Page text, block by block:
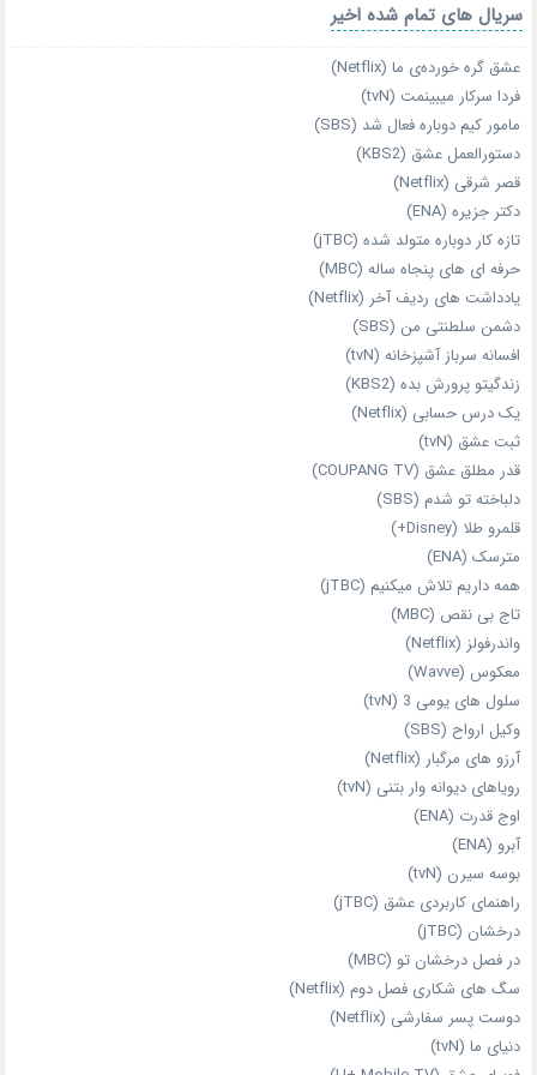
سریال های تمام شده اخیر
عشق گره خورده‌ی ما (Netflix)
فردا سرکار میبینمت (tvN)
مامور کیم دوباره فعال شد (SBS)
دستورالعمل عشق (KBS2)
قصر شرقی (Netflix)
دکتر جزیره (ENA)
تازه‌ کار دوباره‌ متولد شده (jTBC)
حرفه‌ ای‌ های پنجاه‌ ساله (MBC)
یادداشت‌ های ردیف آخر (Netflix)
دشمن سلطنتی من (SBS)
افسانه سرباز آشپزخانه (tvN)
زندگیتو پرورش بده (KBS2)
یک درس حسابی (Netflix)
ثبت عشق (tvN)
قدر مطلق عشق (COUPANG TV)
دلباخته تو شدم (SBS)
قلمرو طلا (Disney+)
مترسک (ENA)
همه داریم تلاش میکنیم (jTBC)
تاج بی‌ نقص (MBC)
واندرفولز (Netflix)
معکوس (Wavve)
سلول های یومی 3 (tvN)
وکیل ارواح (SBS)
آرزو های مرگبار (Netflix)
رویاهای دیوانه‌ وار بتنی (tvN)
اوج قدرت (ENA)
آبرو (ENA)
بوسه سیرن (tvN)
راهنمای کاربردی عشق (jTBC)
درخشان (jTBC)
در فصل درخشان تو (MBC)
سگ های شکاری فصل دوم (Netflix)
دوست‌ پسر سفارشی (Netflix)
دنیای ما (tvN)